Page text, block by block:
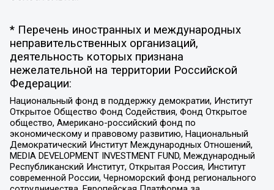
* Перечень иностранных и международных
неправительственных организаций,
деятельность которых признана
нежелательной на территории Российской
Федерации:
Национальный фонд в поддержку демократии, Институт
Открытое Общество Фонд Содействия, Фонд Открытое
общество, Американо-российский фонд по
экономическому и правовому развитию, Национальный
Демократический Институт Международных Отношений,
MEDIA DEVELOPMENT INVESTMENT FUND, Международный
Республиканский Институт, Открытая Россия, Институт
современной России, Черноморский фонд регионального